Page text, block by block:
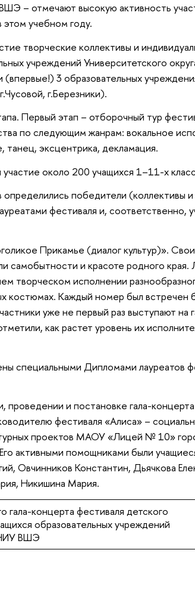
– отмечают высокую активность
этом учебном году.
творческие коллективы и
учреждений Университетского
3 образовательных
г.Березники).
Первый этап – отборочный тур
по следующим жанрам: вокальное
эксцентрика, декламация.
около 200 учащихся 1–11-х
определились победители (коллективы
фестиваля и, соответственно,
Прикамье (диалог культур)».
самобытности и красоте родного края.
творческом исполнении
костюмах. Каждый номер был встречен
уже не первый раз выступают на
как растет уровень их
специальными Дипломами лауреатов
проведении и постановке гала-
фестиваля «Алиса» –
проектов МАОУ «Лицей № 10»
активными помощниками были
Овчинников Константин, Дьячкова
Никишина Мария.
гала-концерта фестиваля детского
образовательных учреждений
НИУ ВШЭ